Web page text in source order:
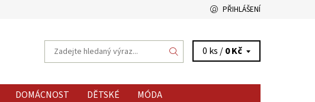
PŘIHLÁŠENÍ
0 ks /0 Kč
DOMÁCNOST DĚTSKÉ
MÓDA